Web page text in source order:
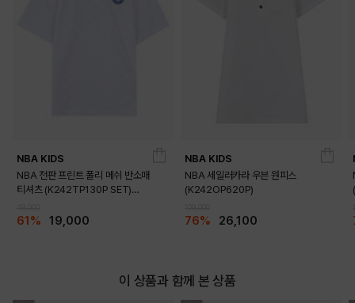
DETAILS
NBA KIDS
NBA 전판 프린트 폴리 메쉬 반소매
티셔츠 (K242TP130P SET)
61% 19,000
NBA KIDS
NBA 세일러카라 우븐 원피스
(K242OP620P)
76% 26,100
이 상품과 함께 본 상품